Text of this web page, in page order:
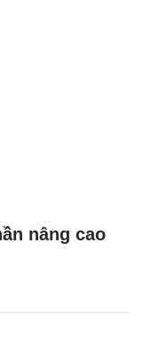
nâng cao